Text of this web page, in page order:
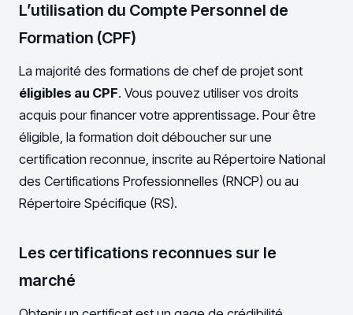
L’utilisation du Compte Personnel de
Formation (CPF)
La majorité des formations de chef de projet sont
éligibles au CPF. Vous pouvez utiliser vos droits
acquis pour financer votre apprentissage. Pour être
éligible, la formation doit déboucher sur une
certification reconnue, inscrite au Répertoire National
des Certifications Professionnelles (RNCP) ou au
Répertoire Spécifique (RS).
Les certifications reconnues sur le
marché